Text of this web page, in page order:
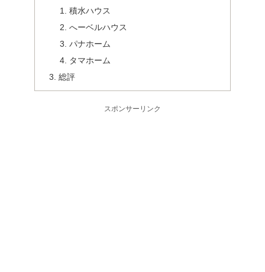
積水ハウス
へーベルハウス
パナホーム
タマホーム
総評
スポンサーリンク